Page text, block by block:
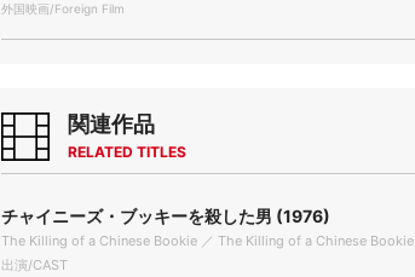
外国映画/Foreign Film
関連作品
RELATED TITLES
チャイニーズ・ブッキーを殺した男 (1976)
The Killing of a Chinese Bookie ／ The Killing of a Chinese Bookie
出演/CAST